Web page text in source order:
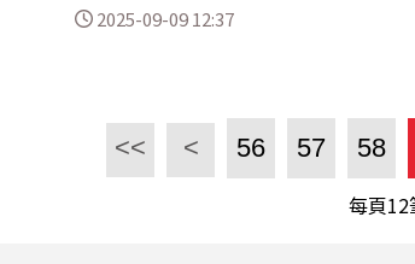
2025-09-09 12:37
<< < 56 57 58
每頁